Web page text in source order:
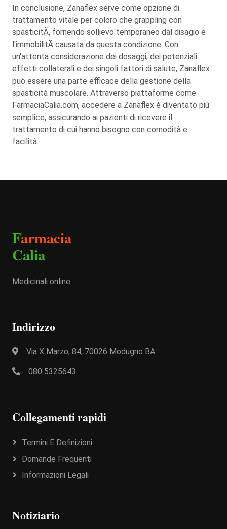
In conclusione, Zanaflex serve come opzione di
trattamento vitale per coloro che grappling con
spasticitÃ, fornendo sollievo temporaneo dal disagio e
l'immobilitÃ causata da questa condizione. Con
un'attenta considerazione dei dosaggi, dei potenziali
effetti collaterali e dei singoli fattori di salute, Zanaflex
può essere una parte efficace della gestione della
spasticità muscolare. Attraverso piattaforme come
FarmaciaCalia.com, accedere a Zanaflex è diventato più
semplice, assicurando ai pazienti di ricevere il
trattamento di cui hanno bisogno con comodità e
facilità.
Farmacia
Calia
Medicinali online
Indirizzo
Via X Marzo, 84, 70026 Modugno BA
080 5325643
Collegamenti rapidi
Termini E Definizioni
Domande Frequenti
Informazioni Legali
Notiziario